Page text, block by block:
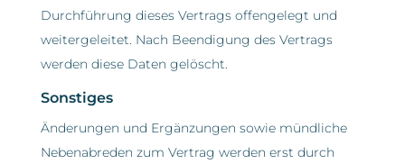
Durchführung dieses Vertrags offengelegt und
weitergeleitet. Nach Beendigung des Vertrags
werden diese Daten gelöscht.
Sonstiges
Änderungen und Ergänzungen sowie mündliche
Nebenabreden zum Vertrag werden erst durch